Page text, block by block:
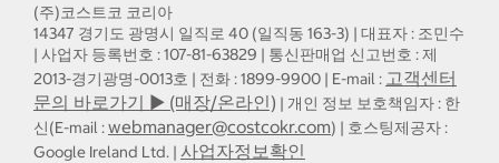
(주)코스트코 코리아
14347 경기도 광명시 일직로 40 (일직동 163-3) | 대표자 : 조민수
| 사업자 등록번호 : 107-81-63829 | 통신판매업 신고번호 : 제
2013-경기광명-0013호 | 전화 : 1899-9900 | E-mail : 고객센터
문의 바로가기 ▶ (매장/온라인) | 개인 정보 보호책임자 : 한
신(E-mail :webmanager@costcokr.com) | 호스팅제공자 :
Google Ireland Ltd. | 사업자정보확인